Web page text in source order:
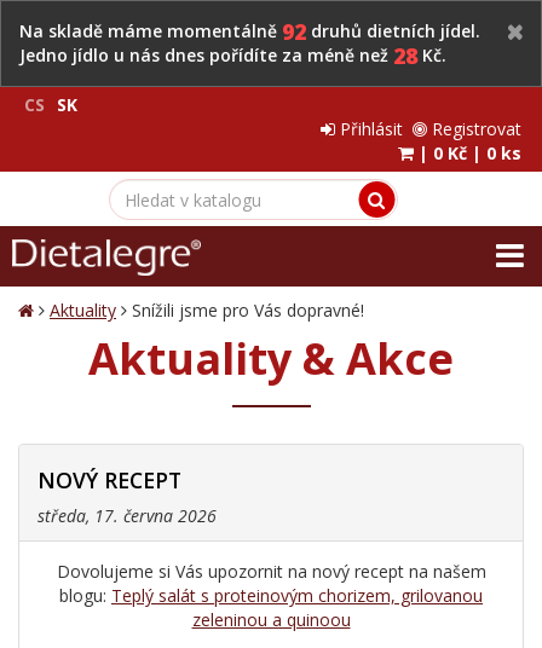
Na skladě máme momentálně 92 druhů dietních jídel.
Jedno jídlo u nás dnes pořídíte za méně než 28Kč.
CS
SK
Přihlásit
Registrovat
| 0 Kč | 0 ks
Aktuality Snížili jsme pro Vás dopravné!
Aktuality & Akce
NOVÝ RECEPT
středa, 17. června 2026
Dovolujeme si Vás upozornit na nový recept na našem
blogu: Teplý salát s proteinovým chorizem, grilovanou
zeleninou a quinoou